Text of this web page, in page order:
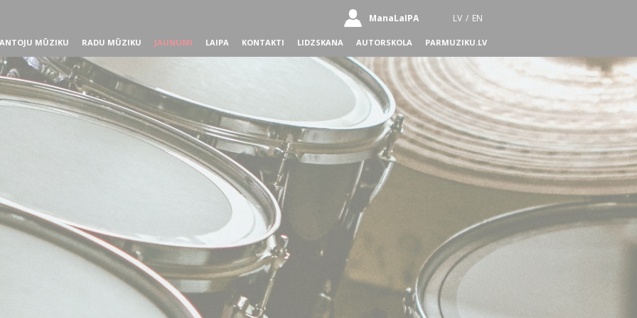
ManaLaIPA LV / EN
MŪZIKU RADU MŪZIKU JAUNUMI LAIPA KONTAKTI LIDZSKANA AUTORSKOLA PARMUZIKU.LV